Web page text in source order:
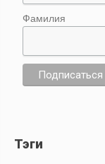
Фамилия
Тэги